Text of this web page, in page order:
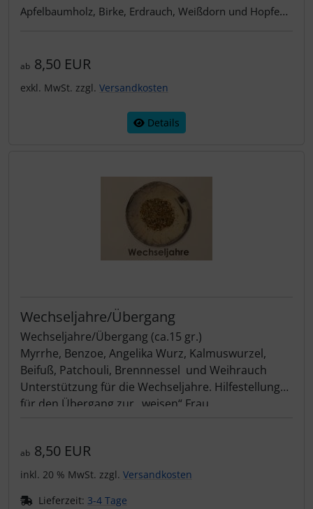
Apfelbaumholz, Birke, Erdrauch, Weißdorn und Hopfen.
ab 8,50 EUR
exkl. MwSt. zzgl. Versandkosten
Details
Wechseljahre/Übergang
Wechseljahre/Übergang (ca.15 gr.)
Myrrhe, Benzoe, Angelika Wurz, Kalmuswurzel,
Beifuß, Patchouli, Brennnessel und Weihrauch
Unterstützung für die Wechseljahre. Hilfestellung
für den Übergang zur „weisen“ Frau.
ab 8,50 EUR
inkl. 20 % MwSt. zzgl. Versandkosten
Lieferzeit: 3-4 Tage